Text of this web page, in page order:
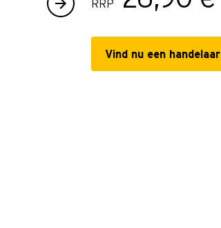
RRP
Vind nu een handelaar